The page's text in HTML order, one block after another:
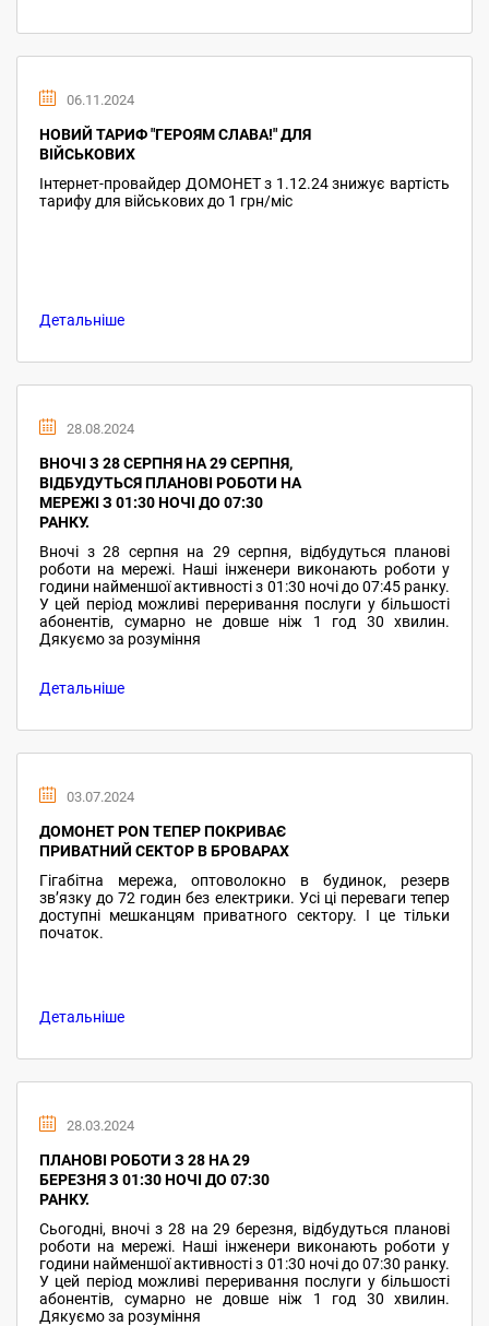
06.11.2024
НОВИЙ ТАРИФ "ГЕРОЯМ СЛАВА!" ДЛЯ
ВІЙСЬКОВИХ
Інтернет-провайдер ДОМОНЕТ з 1.12.24 знижує вартість
тарифу для військових до 1 грн/міс
Детальніше
28.08.2024
ВНОЧІ З 28 СЕРПНЯ НА 29 СЕРПНЯ,
ВІДБУДУТЬСЯ ПЛАНОВІ РОБОТИ НА
МЕРЕЖІ З 01:30 НОЧІ ДО 07:30
РАНКУ.
Вночі з 28 серпня на 29 серпня, відбудуться планові
роботи на мережі. Наші інженери виконають роботи у
години найменшої активності з 01:30 ночі до 07:45 ранку.
У цей період можливі переривання послуги у більшості
абонентів, сумарно не довше ніж 1 год 30 хвилин.
Дякуємо за розуміння
Детальніше
03.07.2024
ДОМОНЕТ PON ТЕПЕР ПОКРИВАЄ
ПРИВАТНИЙ СЕКТОР В БРОВАРАХ
Гігабітна мережа, оптоволокно в будинок, резерв
звʼязку до 72 годин без електрики. Усі ці переваги тепер
доступні мешканцям приватного сектору. І це тільки
початок.
Детальніше
28.03.2024
ПЛАНОВІ РОБОТИ З 28 НА 29
БЕРЕЗНЯ З 01:30 НОЧІ ДО 07:30
РАНКУ.
Сьогодні, вночі з 28 на 29 березня, відбудуться планові
роботи на мережі. Наші інженери виконають роботи у
години найменшої активності з 01:30 ночі до 07:30 ранку.
У цей період можливі переривання послуги у більшості
абонентів, сумарно не довше ніж 1 год 30 хвилин.
Дякуємо за розуміння